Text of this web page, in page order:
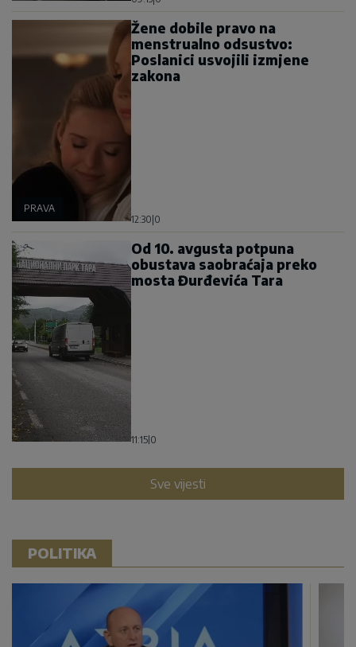
PRAVA
Žene dobile pravo na
menstrualno odsustvo:
Poslanici usvojili izmjene
zakona
12:30 0
Od 10. avgusta potpuna
obustava saobraćaja preko
mosta Đurđevića Tara
11:15 0
Sve vijesti
POLITIKA